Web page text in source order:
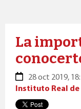
La
28 oct 2019,
Instituto Real de